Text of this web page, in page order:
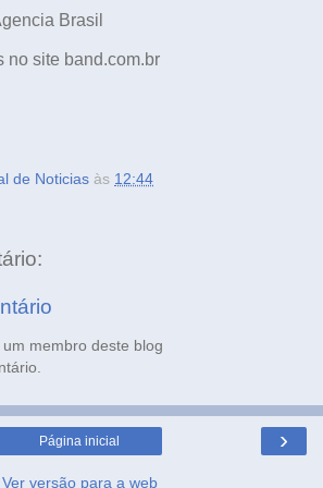
Brasil
no site band.com.br
de Noticias às 12:44
membro deste blog
›
Página inicial
Ver versão para a web